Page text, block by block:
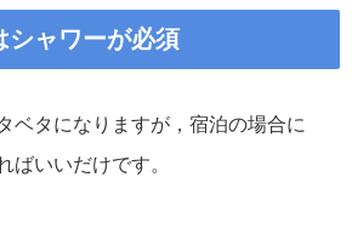
シャワーが必須
ベタになりますが，宿泊の場合に
ばいいだけです。